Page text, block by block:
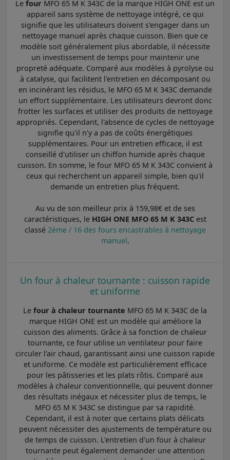
Le four MFO 65 M K 343C de la marque HIGH ONE est un
appareil sans système de nettoyage intégré, ce qui
signifie que les utilisateurs doivent s'engager dans un
nettoyage manuel après chaque cuisson. Bien que ce
modèle soit généralement plus abordable, il nécessite
un investissement de temps pour maintenir une
propreté adéquate. Comparé aux modèles à pyrolyse ou
à catalyse, qui facilitent l'entretien en décomposant ou
en incinérant les résidus, le MFO 65 M K 343C demande
un effort supplémentaire. Les utilisateurs devront donc
frotter les surfaces et utiliser des produits de nettoyage
appropriés. Cependant, l'absence de cycles de nettoyage
signifie qu'il n'y a pas de coûts énergétiques
supplémentaires. Pour un entretien efficace, il est
conseillé d'utiliser un chiffon humide après chaque
cuisson. En somme, le four MFO 65 M K 343C convient à
ceux qui recherchent un appareil simple, bien qu'il
demande un entretien plus fréquent.
Au vu de son meilleur prix à 159,98€ et de ses
caractéristiques, le HIGH ONE MFO 65 M K 343Cest
classé 2ème / 16 des fours encastrables à nettoyage
manuel.
Un four à chaleur tournante : cuisson rapide
et uniforme
Le four à chaleur tournante MFO 65 M K 343C de la
marque HIGH ONE est un modèle qui améliore la
cuisson des aliments. Grâce à sa fonction de chaleur
tournante, ce four utilise un ventilateur pour faire
circuler l'air chaud, garantissant ainsi une cuisson rapide
et uniforme. Ce modèle est particulièrement efficace
pour les pâtisseries et les plats rôtis. Comparé aux
modèles à chaleur conventionnelle, qui peuvent donner
des résultats inégaux et nécessiter plus de temps, le
MFO 65 M K 343C se distingue par sa rapidité.
Cependant, il est à noter que certains plats délicats
peuvent nécessiter des ajustements de température ou
de temps de cuisson. L'entretien d'un four à chaleur
tournante peut également demander une attention